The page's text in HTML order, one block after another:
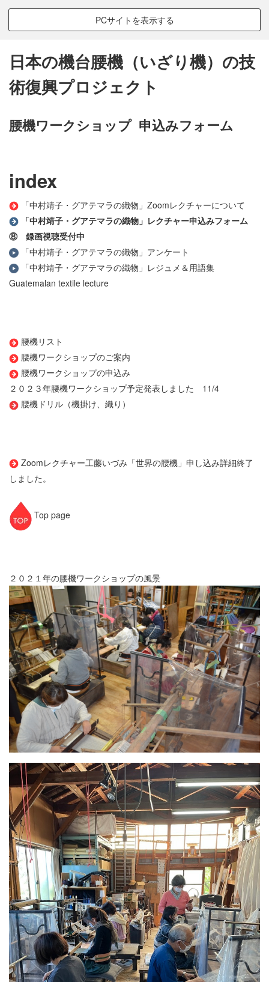
PCサイトを表示する
日本の機台腰機（いざり機）の技
術復興プロジェクト
腰機ワークショップ 申込みフォーム
index
「中村靖子・グアテマラの織物」Zoomレクチャーについて
「中村靖子・グアテマラの織物」レクチャー申込みフォーム
⑧ 録画視聴受付中
「中村靖子・グアテマラの織物」アンケート
「中村靖子・グアテマラの織物」レジュメ＆用語集
Guatemalan textile lecture
腰機リスト
腰機ワークショップのご案内
腰機ワークショップの申込み
２０２３年腰機ワークショップ予定発表しました 11/4
腰機ドリル（機掛け、織り）
Zoomレクチャー工藤いづみ「世界の腰機」申し込み詳細終了
しました。
Top page
２０２１年の腰機ワークショップの風景